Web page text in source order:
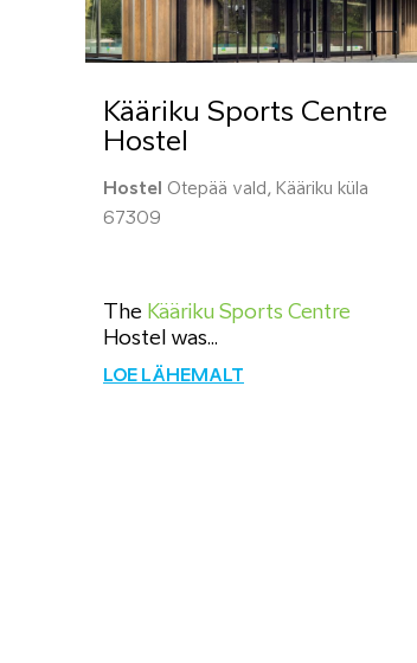
Kääriku Sports Centre
Hostel
Hostel
Otepää vald, Kääriku küla
67309
The Kääriku Sports Centre
Hostel was...
LOE LÄHEMALT